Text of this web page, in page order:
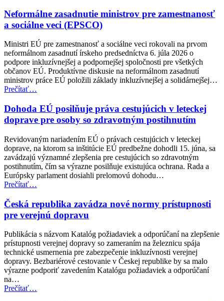
Neformálne zasadnutie ministrov pre zamestnanosť
a sociálne veci (EPSCO)
Ministri EÚ pre zamestnanosť a sociálne veci rokovali na prvom
neformálnom zasadnutí írskeho predsedníctva 6. júla 2026 o
podpore inkluzívnejšej a podpornejšej spoločnosti pre všetkých
občanov EÚ. Produktívne diskusie na neformálnom zasadnutí
ministrov práce EÚ položili základy inkluzívnejšej a solidárnejšej…
Prečítať“Neformálne
ministrov
pre
zamestnanosť
sociálne
veci
(EPSCO)”
…
Dohoda EÚ posilňuje práva cestujúcich v leteckej
doprave pre osoby so zdravotným postihnutím
Revidovaným nariadením EÚ o právach cestujúcich v leteckej
doprave, na ktorom sa inštitúcie EÚ predbežne dohodli 15. júna, sa
zavádzajú významné zlepšenia pre cestujúcich so zdravotným
postihnutím, čím sa výrazne posilňuje existujúca ochrana. Rada a
Európsky parlament dosiahli prelomovú dohodu…
Prečítať“Dohoda
posilňuje
práva
cestujúcich
leteckej
doprave
pre
osoby
so
zdravotným
postihnutím”
…
Česká republika zavádza nové normy prístupnosti
pre verejnú dopravu
Publikácia s názvom Katalóg požiadaviek a odporúčaní na zlepšenie
prístupnosti verejnej dopravy so zameraním na železnicu spája
technické usmernenia pre zabezpečenie inkluzívnosti verejnej
dopravy. Bezbariérové cestovanie v Českej republike by sa malo
výrazne podporiť zavedením Katalógu požiadaviek a odporúčaní
na…
Prečítať“Česká
…